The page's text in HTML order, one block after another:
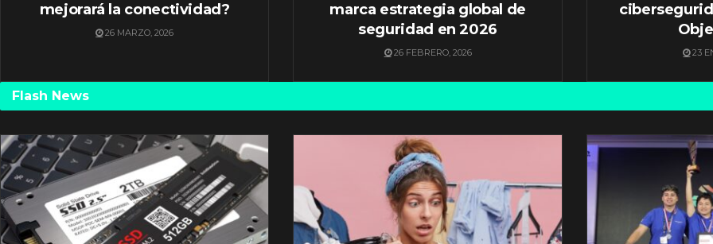
mejorará la conectividad?
26 MARZO, 2026
marca estrategia global de
seguridad en 2026
26 FEBRERO, 2026 23
Flash News